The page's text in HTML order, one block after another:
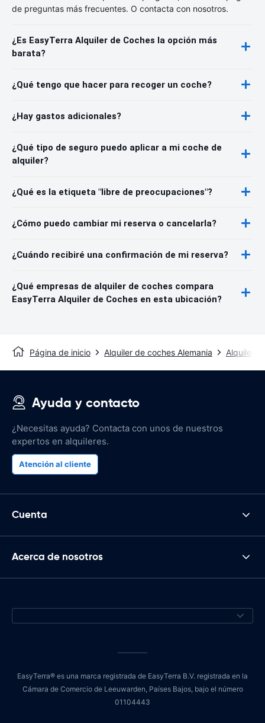
de preguntas más frecuentes. O contacta con nosotros.
¿Es EasyTerra Alquiler de Coches la opción más
barata?
¿Qué tengo que hacer para recoger un coche?
¿Hay gastos adicionales?
¿Qué tipo de seguro puedo aplicar a mi coche de
alquiler?
¿Qué es la etiqueta "libre de preocupaciones"?
¿Cómo puedo cambiar mi reserva o cancelarla?
¿Cuándo recibiré una confirmación de mi reserva?
¿Qué empresas de alquiler de coches compara
EasyTerra Alquiler de Coches en esta ubicación?
Página de inicio Alquiler de coches Alemania Alquiler
Ayuda y contacto
¿Necesitas ayuda? Contacta con unos de nuestros
expertos en alquileres.
Atención al cliente
Cuenta
Acerca de nosotros
EasyTerra® es una marca registrada de EasyTerra B.V. registrada en la
Cámara de Comercio de Leeuwarden, Países Bajos, bajo el número
01104443